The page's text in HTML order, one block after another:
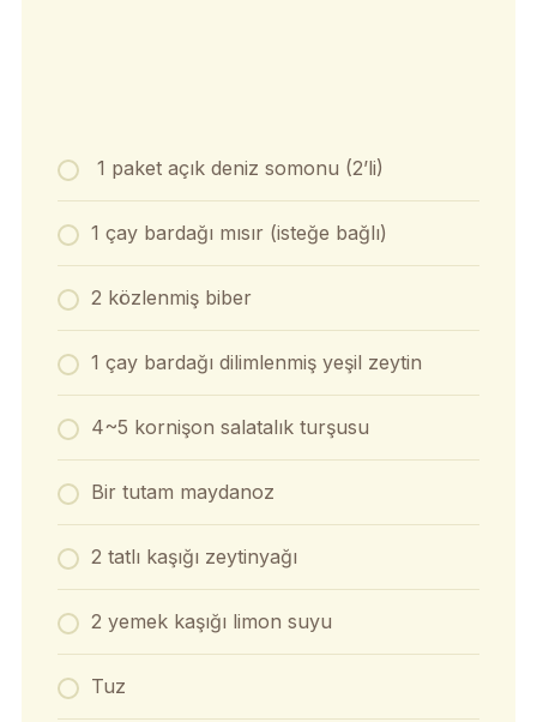
1 paket açık deniz somonu (2’li)
1 çay bardağı mısır (isteğe bağlı)
2 közlenmiş biber
1 çay bardağı dilimlenmiş yeşil zeytin
4~5 kornişon salatalık turşusu
Bir tutam maydanoz
2 tatlı kaşığı zeytinyağı
2 yemek kaşığı limon suyu
Tuz